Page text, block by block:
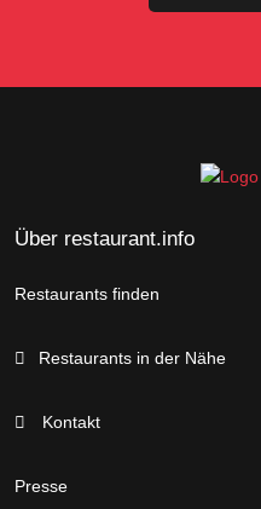
Über restaurant.info
Restaurants finden
Restaurants in der Nähe
Kontakt
Presse